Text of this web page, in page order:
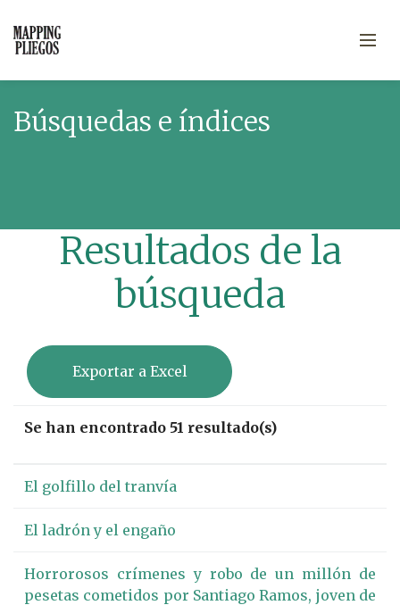
Búsquedas e índices
Resultados de la
búsqueda
Exportar a Excel
Se han encontrado 51 resultado(s)
El golfillo del tranvía
El ladrón y el engaño
Horrorosos crímenes y robo de un millón de
pesetas cometidos por Santiago Ramos, joven de